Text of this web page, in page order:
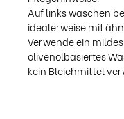
Auf links waschen bei
idealerweise mit
Verwende ein mildes,
olivenölbasiertes
kein Bleichmittel